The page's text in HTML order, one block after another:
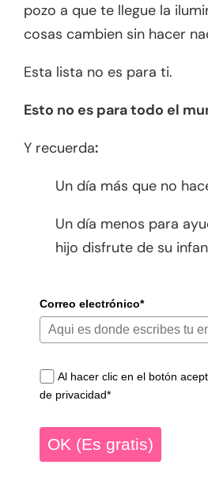
pozo a que te llegue la
cosas cambien sin hacer
Esta lista no es para ti.
Esto no es para todo el
Y recuerda:
Un día más que no
Un día menos para
hijo disfrute de su
Correo electrónico*
Al hacer clic en el botón
de privacidad*
OK (Es gratis)